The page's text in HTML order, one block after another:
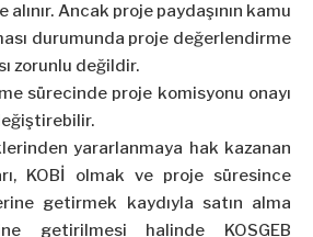
Ancak proje paydaşının kamu
durumunda proje değerlendirme
zorunlu değildir.
sürecinde proje komisyonu onayı
yararlanmaya hak kazanan
KOBİ olmak ve proje süresince
getirmek kaydıyla satın alma
getirilmesi halinde KOSGEB